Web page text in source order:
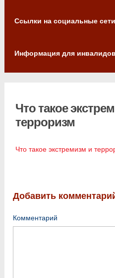
Ссылки на социальные сети
Информация для
граждан
Что такое
терроризм
Что такое экстремизм и
Добавить
Комментарий